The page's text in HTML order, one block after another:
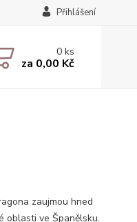
Přihlášení
0ks
za 0,00 Kč
zaujmou hned
oblasti ve Španělsku.